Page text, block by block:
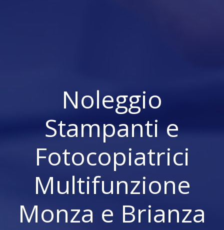
Noleggio
Stampanti e
Fotocopiatrici
Multifunzione
Monza e Brianza